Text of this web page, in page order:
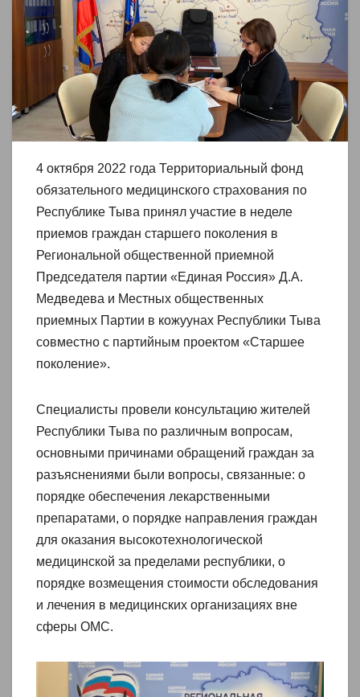
4 октября 2022 года Территориальный фонд
обязательного медицинского страхования по
Республике Тыва принял участие в неделе
приемов граждан старшего поколения в
Региональной общественной приемной
Председателя партии «Единая Россия» Д.А.
Медведева и Местных общественных
приемных Партии в кожуунах Республики Тыва
совместно с партийным проектом «Старшее
поколение».
Специалисты провели консультацию жителей
Республики Тыва по различным вопросам,
основными причинами обращений граждан за
разъяснениями были вопросы, связанные: о
порядке обеспечения лекарственными
препаратами, о порядке направления граждан
для оказания высокотехнологической
медицинской за пределами республики, о
порядке возмещения стоимости обследования
и лечения в медицинских организациях вне
сферы ОМС.